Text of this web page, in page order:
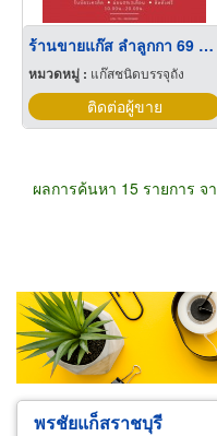
ร้านขายแก๊ส ลำลูกกา 69 สวนทองแก๊สสาขาลำลูกกา69
หมวดหมู่ : แก๊สชนิดบรรจุถัง
ติดต่อผู้ขาย
ผลการค้นหา 15 รายการ
ขายส่ง ขายปลีก
ผู้ส่งออก/นำเข้า
ธุ
พรชัยแก็สราชบุรี